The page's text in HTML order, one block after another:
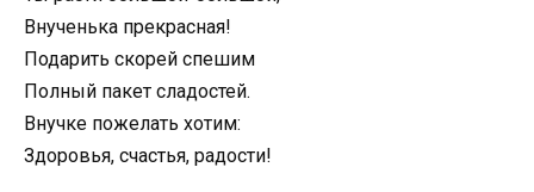
Внученька прекрасная!
Подарить скорей спешим
Полный пакет сладостей.
Внучке пожелать хотим:
Здоровья, счастья, радости!